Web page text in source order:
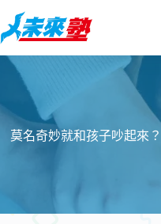
至
主
要
容
莫名奇妙就和孩子吵起來